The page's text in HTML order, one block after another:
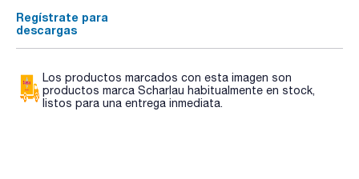
Regístrate para
descargas
Los productos marcados con esta imagen son
productos marca Scharlau habitualmente en stock,
listos para una entrega inmediata.